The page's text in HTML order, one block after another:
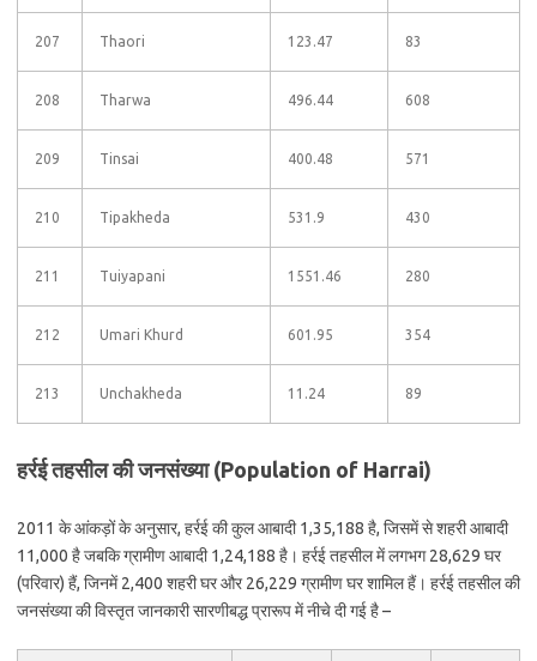
207 Thaori 123.47 83
208 Tharwa 496.44 608
209 Tinsai 400.48 571
210 Tipakheda 531.9 430
211 Tuiyapani 1551.46 280
212 Umari Khurd 601.95 354
213 Unchakheda 11.24 89
हर्रई तहसील की जनसंख्या (Population of Harrai)
2011 के आंकड़ों के अनुसार, हर्रई की कुल आबादी 1,35,188 है, जिसमें से शहरी आबादी
11,000 है जबकि ग्रामीण आबादी 1,24,188 है। हर्रई तहसील में लगभग 28,629 घर
(परिवार) हैं, जिनमें 2,400 शहरी घर और 26,229 ग्रामीण घर शामिल हैं। हर्रई तहसील की
जनसंख्या की विस्तृत जानकारी सारणीबद्ध प्रारूप में नीचे दी गई है –